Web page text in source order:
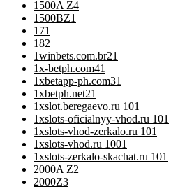
1500A Z4
1500BZ1
171
182
1winbets.com.br21
1x-betph.com41
1xbetapp-ph.com31
1xbetph.net21
1xslot.beregaevo.ru 101
1xslots-oficialnyy-vhod.ru 101
1xslots-vhod-zerkalo.ru 101
1xslots-vhod.ru 1001
1xslots-zerkalo-skachat.ru 101
2000A Z2
2000Z3